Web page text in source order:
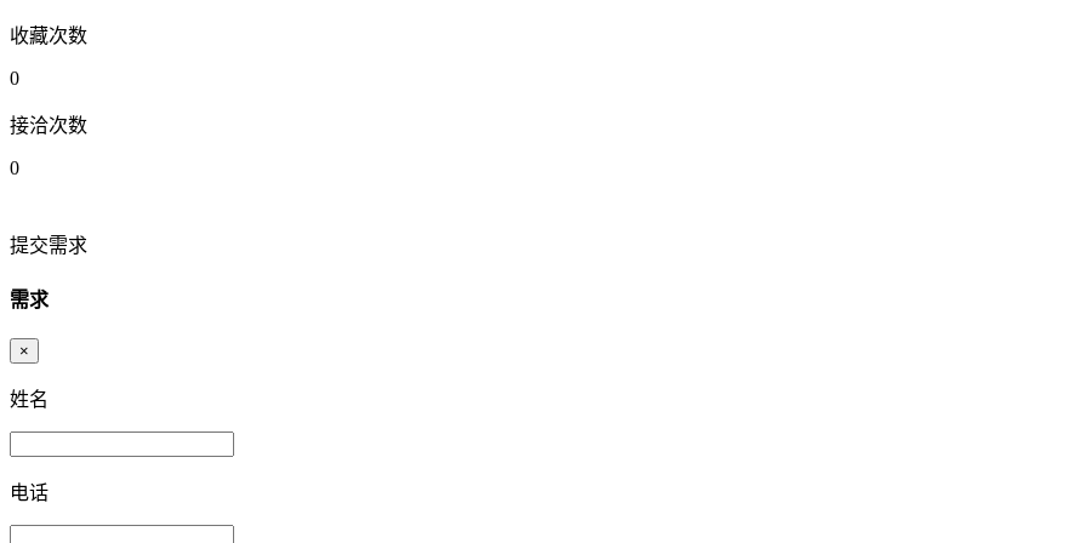
收藏次数
0
接洽次数
0
提交需求
需求
×
姓名
电话